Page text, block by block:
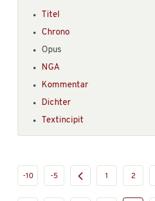
Titel
Chrono
Opus
NGA
Kommentar
Dichter
Textincipit
-10 -5 1 2